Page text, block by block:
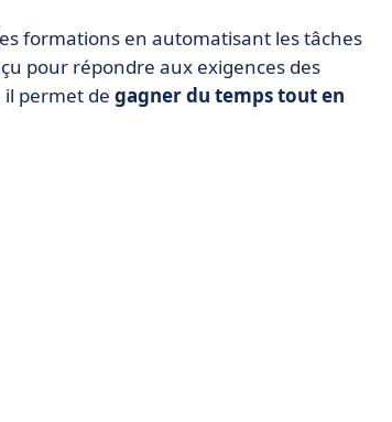
formations en automatisant les tâches
pour répondre aux exigences des
permet de gagner du temps tout en